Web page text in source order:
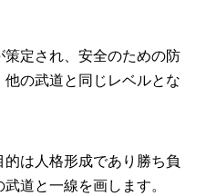
定され、安全のための防
の武道と同じレベルとな
は人格形成であり勝ち負
道と一線を画します。